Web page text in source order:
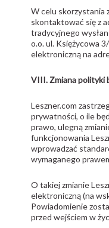
W celu skorzystania
skontaktować się z
tradycyjnego
o.o. ul. Księżycowa
elektroniczną na
VIII. Zmiana polityki
Leszner.com
prywatności, o ile
prawo, ulegną
funkcjonowania
wprowadzać
wymaganego
O takiej zmianie
elektroniczną (na
Powiadomienie
przed wejściem w